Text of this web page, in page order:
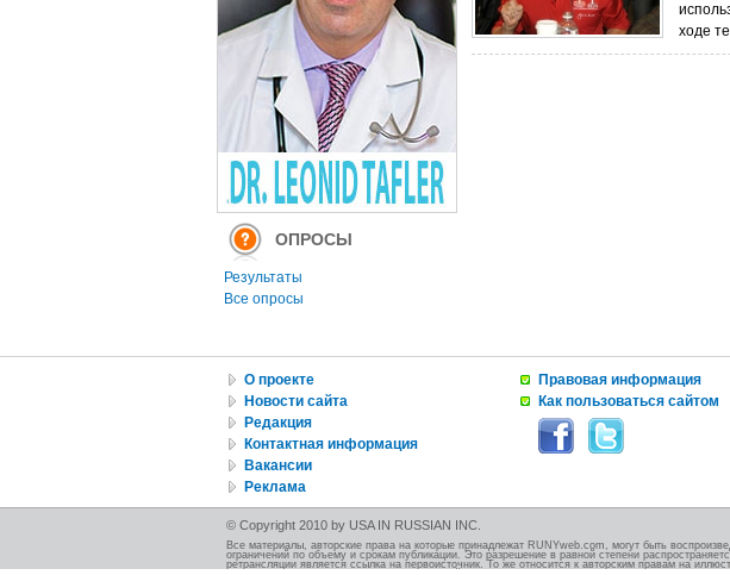
ОПРОСЫ
Результаты
Все опросы
ходе
О проекте
Новости сайта
Редакция
Контактная информация
Вакансии
Реклама
Правовая информация
Как пользоваться сайтом
© Copyright 2010 by USA IN RUSSIAN INC.
Все материалы, авторские права на которые принадлежат RUNYweb.com, могут быть
ограничений по объему и срокам публикации. Это разрешение в равной степени
ретрансляции является ссылка на первоисточник. То же относится к авторским правам на